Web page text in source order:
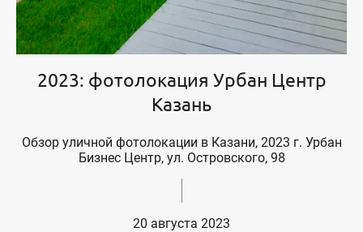
2023: фотолокация Урбан Центр
Казань
Обзор уличной фотолокации в Казани, 2023 г. Урбан
Бизнес Центр, ул. Островского, 98
20 августа 2023